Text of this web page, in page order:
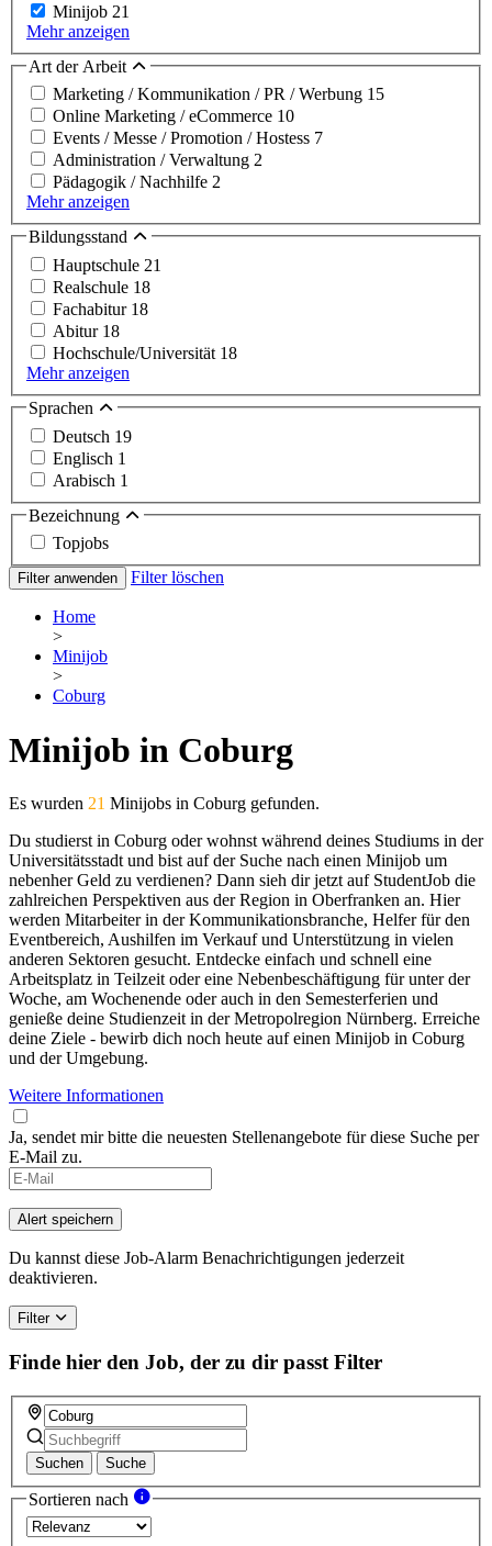
Minijob 21
Mehr anzeigen
Art der Arbeit
Marketing / Kommunikation / PR / Werbung 15
Online Marketing / eCommerce 10
Events / Messe / Promotion / Hostess 7
Administration / Verwaltung 2
Pädagogik / Nachhilfe 2
Mehr anzeigen
Bildungsstand
Hauptschule 21
Realschule 18
Fachabitur 18
Abitur 18
Hochschule/Universität 18
Mehr anzeigen
Sprachen
Deutsch 19
Englisch 1
Arabisch 1
Bezeichnung
Topjobs
Filter anwenden Filter löschen
Home
>
Minijob
>
Coburg
Minijob in Coburg
Es wurden 21 Minijobs in Coburg gefunden.
Du studierst in Coburg oder wohnst während deines Studiums in der
Universitätsstadt und bist auf der Suche nach einen Minijob um
nebenher Geld zu verdienen? Dann sieh dir jetzt auf StudentJob die
zahlreichen Perspektiven aus der Region in Oberfranken an. Hier
werden Mitarbeiter in der Kommunikationsbranche, Helfer für den
Eventbereich, Aushilfen im Verkauf und Unterstützung in vielen
anderen Sektoren gesucht. Entdecke einfach und schnell eine
Arbeitsplatz in Teilzeit oder eine Nebenbeschäftigung für unter der
Woche, am Wochenende oder auch in den Semesterferien und
genieße deine Studienzeit in der Metropolregion Nürnberg. Erreiche
deine Ziele - bewirb dich noch heute auf einen Minijob in Coburg
und der Umgebung.
Weitere Informationen
Ja, sendet mir bitte die neuesten Stellenangebote für diese Suche per
E-Mail zu.
If
you
are
a
human,
ignore
field
Alert speichern
Du kannst diese Job-Alarm Benachrichtigungen jederzeit
deaktivieren.
Filter
Finde hier den Job, der zu dir passt Filter
Suchen Suche
Sortieren nach